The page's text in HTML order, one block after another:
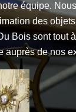
équipe.
des
Bois sont tout
auprès de nos